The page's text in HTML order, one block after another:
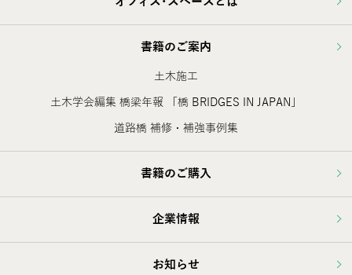
書籍のご案内
土木施工
土木学会編集 橋梁年報 「橋 BRIDGES IN JAPAN」
道路橋 補修・補強事例集
書籍のご購入
企業情報
お知らせ